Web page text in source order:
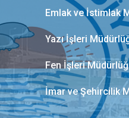
Emlak ve İstimlak
Yazı İşleri
Fen İşleri
İmar ve Şehircilik